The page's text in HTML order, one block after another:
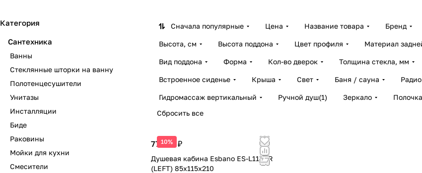
Сначала популярные Цена Название товара Бренд
Высота, см Высота поддона Цвет профиля Материал
Вид поддона Форма Кол-во дверок Толщина стекла, мм
Встроенное сиденье Крыша Свет Баня / сауна Радио
Гидромассаж вертикальный Ручной душ(1) Зеркало Полочка
Сбросить все
10%
77 138 ₽
Душевая кабина Esbano ES-L115CR
(LEFT) 85х115х210
Категория
Сантехника
Ванны
Стеклянные шторки на ванну
Полотенцесушители
Унитазы
Инсталляции
Биде
Раковины
Мойки для кухни
Смесители